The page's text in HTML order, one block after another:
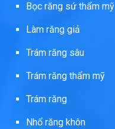
Bọc răng sứ thẩm mỹ
Làm răng giả
Trám răng sâu
Trám răng thẩm mỹ
Trám răng
Nhổ răng khôn